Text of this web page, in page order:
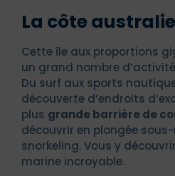
La côte
Cette île aux proportions
un grand nombre
Du surf aux sports
découverte d’endroits
plus grande barrière de
découvrir en plongée
snorkeling. Vous y
marine incroyable.